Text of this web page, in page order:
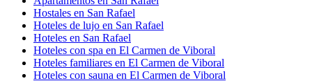
Hostales en San Rafael
Hoteles de lujo en San Rafael
Hoteles en San Rafael
Hoteles con spa en El Carmen de Viboral
Hoteles familiares en El Carmen de Viboral
Hoteles con sauna en El Carmen de Viboral